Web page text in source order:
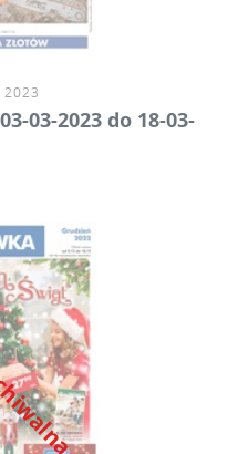
2023
03-2023 do 18-03-